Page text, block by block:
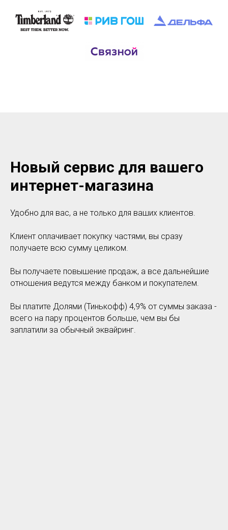
Новый сервис для вашего
интернет-магазина
Удобно для вас, а не только для ваших клиентов.
Клиент оплачивает покупку частями, вы сразу
получаете всю сумму целиком.
Вы получаете повышение продаж, а все дальнейшие
отношения ведутся между банком и покупателем.
Вы платите Долями (Тинькофф) 4,9% от суммы заказа -
всего на пару процентов больше, чем вы бы
заплатили за обычный эквайринг.